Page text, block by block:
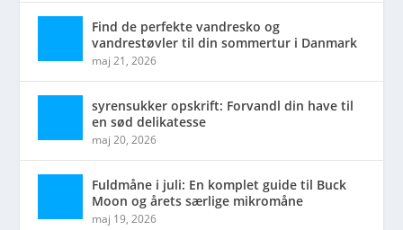
Find de perfekte vandresko og
vandrestøvler til din sommertur i Danmark
maj 21, 2026
syrensukker opskrift: Forvandl din have til
en sød delikatesse
maj 20, 2026
Fuldmåne i juli: En komplet guide til Buck
Moon og årets særlige mikromåne
maj 19, 2026